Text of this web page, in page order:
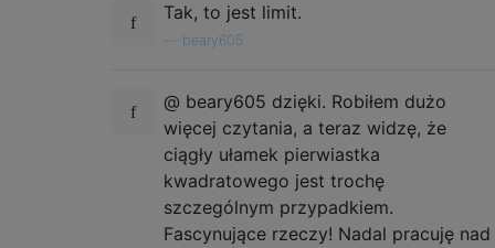
Tak, to jest limit.
beary605
@ beary605 dzięki. Robiłem dużo
więcej czytania, a teraz widzę, że
ciągły ułamek pierwiastka
kwadratowego jest trochę
szczególnym przypadkiem.
Fascynujące rzeczy! Nadal pracuję nad